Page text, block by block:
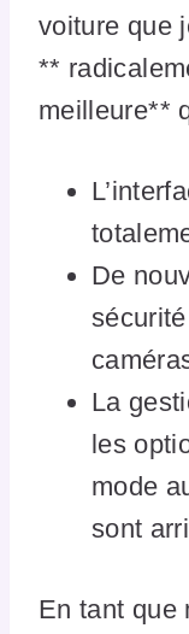
voiture que
**
meilleure**
De
La
les
mode
sont
En tant que